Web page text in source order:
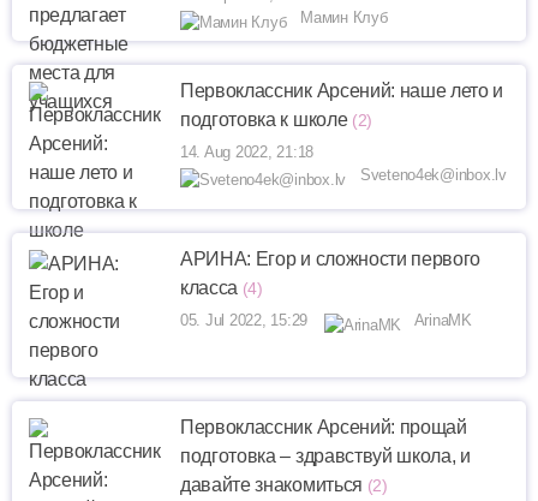
Мамин Клуб
Первоклассник Арсений: наше лето и
подготовка к школе (2)
14. Aug 2022, 21:18
Sveteno4ek@inbox.lv
АРИНА: Егор и сложности первого
класса (4)
05. Jul 2022, 15:29 ArinaMK
Первоклассник Арсений: прощай
подготовка – здравствуй школа, и
давайте знакомиться (2)